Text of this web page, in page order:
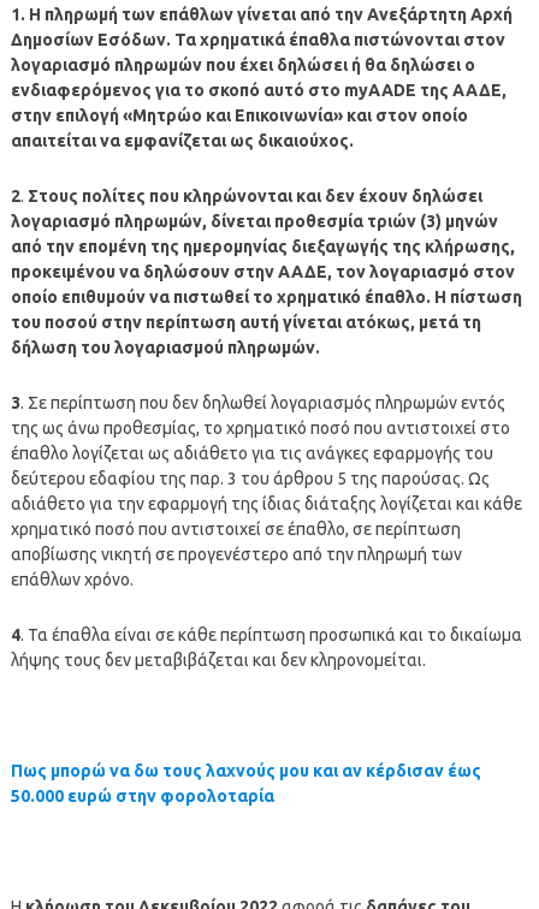
1. Η πληρωμή των επάθλων γίνεται από την Ανεξάρτητη Αρχή
Δημοσίων Εσόδων. Τα χρηματικά έπαθλα πιστώνονται στον
λογαριασμό πληρωμών που έχει δηλώσει ή θα δηλώσει ο
ενδιαφερόμενος για το σκοπό αυτό στο myAADE της ΑΑΔΕ,
στην επιλογή «Μητρώο και Επικοινωνία» και στον οποίο
απαιτείται να εμφανίζεται ως δικαιούχος.
2. Στους πολίτες που κληρώνονται και δεν έχουν δηλώσει
λογαριασμό πληρωμών, δίνεται προθεσμία τριών (3) μηνών
από την επομένη της ημερομηνίας διεξαγωγής της κλήρωσης,
προκειμένου να δηλώσουν στην ΑΑΔΕ, τον λογαριασμό στον
οποίο επιθυμούν να πιστωθεί το χρηματικό έπαθλο. Η πίστωση
του ποσού στην περίπτωση αυτή γίνεται ατόκως, μετά τη
δήλωση του λογαριασμού πληρωμών.
3. Σε περίπτωση που δεν δηλωθεί λογαριασμός πληρωμών εντός
της ως άνω προθεσμίας, το χρηματικό ποσό που αντιστοιχεί στο
έπαθλο λογίζεται ως αδιάθετο για τις ανάγκες εφαρμογής του
δεύτερου εδαφίου της παρ. 3 του άρθρου 5 της παρούσας. Ως
αδιάθετο για την εφαρμογή της ίδιας διάταξης λογίζεται και κάθε
χρηματικό ποσό που αντιστοιχεί σε έπαθλο, σε περίπτωση
αποβίωσης νικητή σε προγενέστερο από την πληρωμή των
επάθλων χρόνο.
4. Τα έπαθλα είναι σε κάθε περίπτωση προσωπικά και το δικαίωμα
λήψης τους δεν μεταβιβάζεται και δεν κληρονομείται.
Πως μπορώ να δω τους λαχνούς μου και αν κέρδισαν έως
50.000ευρώ στην φορολοταρία